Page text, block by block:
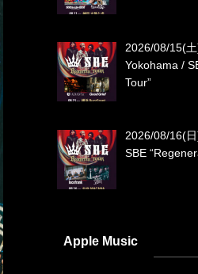
2026/08/15(
Yokohama /
Tour”
2026/08/16(
SBE
Apple Music